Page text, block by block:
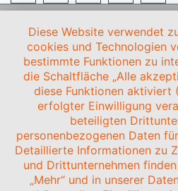
Diese Website verwendet
cookies und Technologien
bestimmte Funktionen zu
die Schaltfläche „Alle
diese Funktionen aktiviert
erfolgter Einwilligung
beteiligten
personenbezogenen Daten
Detaillierte Informationen zu
und Drittunternehmen
„Mehr“ und in unserer